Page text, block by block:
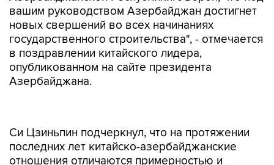
вашим руководством Азербайджан достигнет
новых свершений во всех начинаниях
государственного строительства", - отмечается
в поздравлении китайского лидера,
опубликованном на сайте президента
Азербайджана.
Си Цзиньпин подчеркнул, что на протяжении
последних лет китайско-азербайджанские
отношения отличаются примерностью и